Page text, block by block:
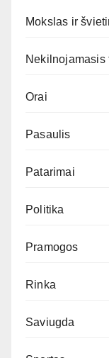
Mokslas ir
Nekilnojamasis
Orai
Pasaulis
Patarimai
Politika
Pramogos
Rinka
Saviugda